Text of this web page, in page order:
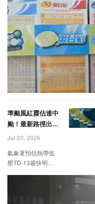
準颱風紅霞估達中
颱！最新路徑出爐
生成就發海警
Jul 23, 2026
氣象署預估熱帶低
壓TD-13最快明天